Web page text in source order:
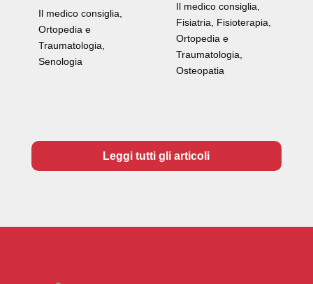
Il medico consiglia
Ortopedia e
Traumatologia
Senologia
Il medico consiglia,
Fisiatria, Fisioterapia,
Ortopedia e
Traumatologia,
Osteopatia
Leggi tutti gli articoli